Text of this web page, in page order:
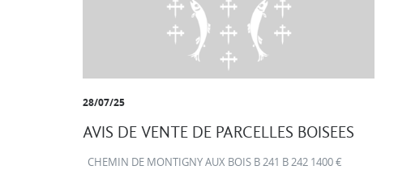
28/07/25
AVIS DE VENTE DE PARCELLES BOISEES
CHEMIN DE MONTIGNY AUX BOIS B 241 B 242 1400 €